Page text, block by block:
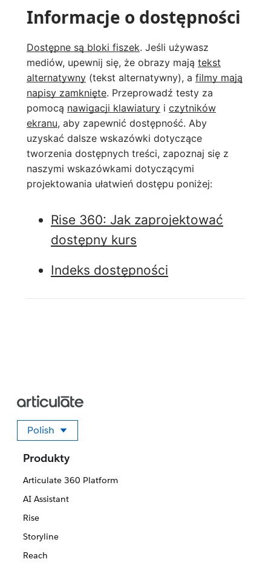
Informacje o dostępności
Dostępne są bloki fiszek. Jeśli używasz
mediów, upewnij się, że obrazy mają tekst
alternatywny (tekst alternatywny), a filmy mają
napisy zamknięte. Przeprowadź testy za
pomocą nawigacji klawiatury i czytników
ekranu, aby zapewnić dostępność. Aby
uzyskać dalsze wskazówki dotyczące
tworzenia dostępnych treści, zapoznaj się z
naszymi wskazówkami dotyczącymi
projektowania ułatwień dostępu poniżej:
Rise 360: Jak zaprojektować
dostępny kurs
Indeks dostępności
Polish
Wybierz swój język
Produkty
Articulate 360 Platform
AI Assistant
Rise
Storyline
Reach